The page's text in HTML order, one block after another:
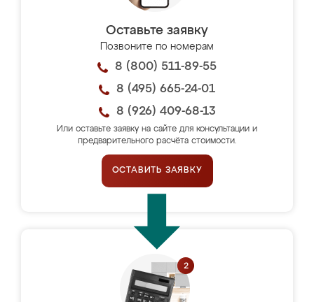
Оставьте заявку
Позвоните по номерам
8 (800) 511-89-55
8 (495) 665-24-01
8 (926) 409-68-13
Или оставьте заявку на сайте для консультации и
предварительного расчёта стоимости.
ОСТАВИТЬ ЗАЯВКУ